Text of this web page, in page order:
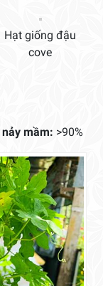
Hạt giống đậu
cove
nảy mầm: >90%